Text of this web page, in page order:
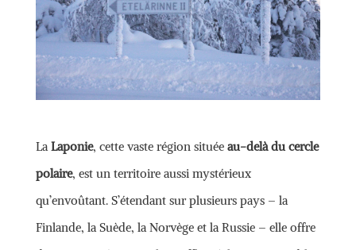
LaLaponie, cette vaste région située au-delà du cercle
polaire, est un territoire aussi mystérieux
qu’envoûtant. S’étendant sur plusieurs pays – la
Finlande, la Suède, la Norvège et la Russie – elle offre